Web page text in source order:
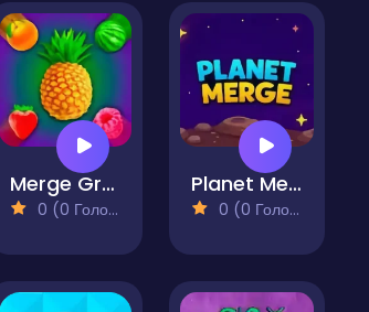
Merge Gravity Fruits
0 (0 Голосів)
Planet Merge
0 (0 Голосів)